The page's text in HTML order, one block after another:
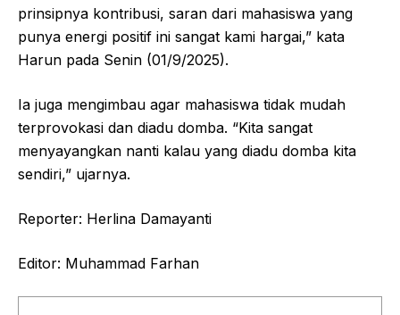
prinsipnya kontribusi, saran dari mahasiswa yang
punya energi positif ini sangat kami hargai,” kata
Harun pada Senin (01/9/2025).
Ia juga mengimbau agar mahasiswa tidak mudah
terprovokasi dan diadu domba. “Kita sangat
menyayangkan nanti kalau yang diadu domba kita
sendiri,” ujarnya.
Reporter: Herlina Damayanti
Editor: Muhammad Farhan